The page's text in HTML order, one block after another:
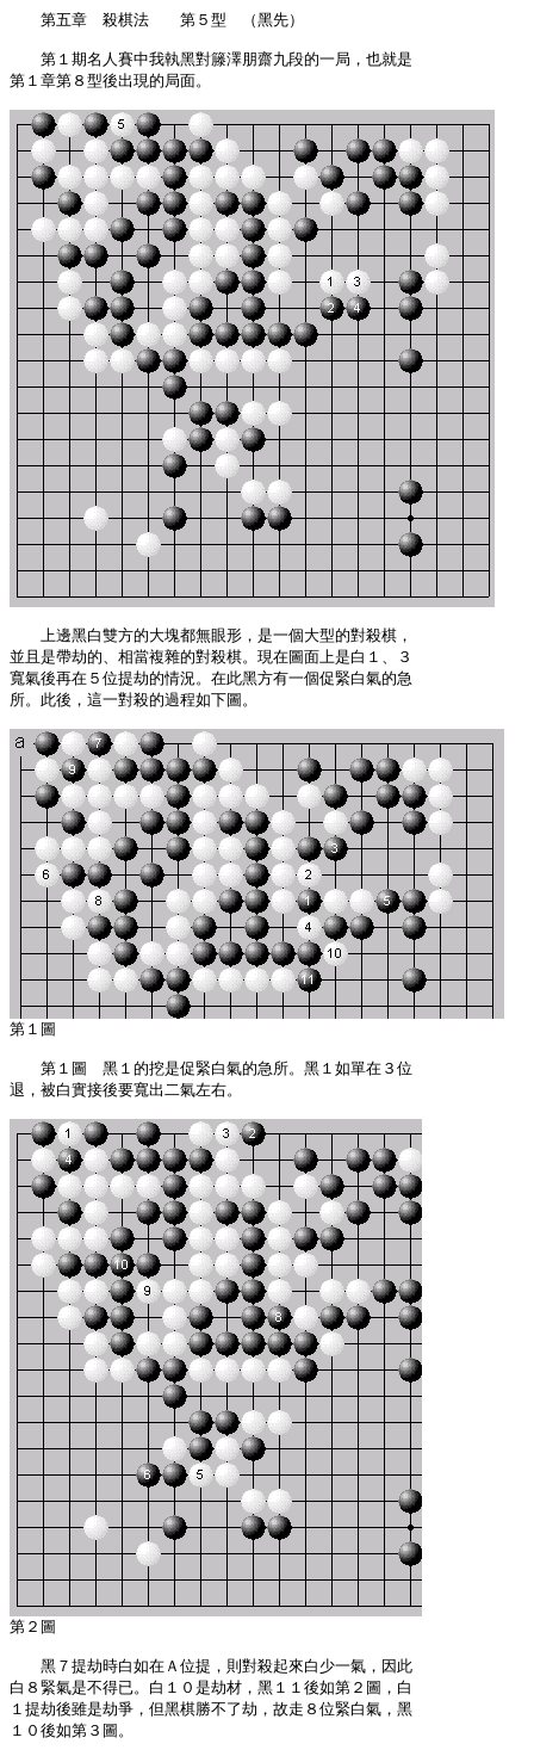
第五章　殺棋法　　第５型　（黑先）
第１期名人賽中我執黑對籐澤朋齋九段的一局，也就是
第１章第８型後出現的局面。
上邊黑白雙方的大塊都無眼形，是一個大型的對殺棋，
並且是帶劫的、相當複雜的對殺棋。現在圖面上是白１、３
寬氣後再在５位提劫的情況。在此黑方有一個促緊白氣的急
所。此後，這一對殺的過程如下圖。
第１圖　黑１的挖是促緊白氣的急所。黑１如單在３位
退，被白實接後要寬出二氣左右。
黑７提劫時白如在Ａ位提，則對殺起來白少一氣，因此
白８緊氣是不得已。白１０是劫材，黑１１後如第２圖，白
１提劫後雖是劫爭，但黑棋勝不了劫，故走８位緊白氣，黑
１０後如第３圖。